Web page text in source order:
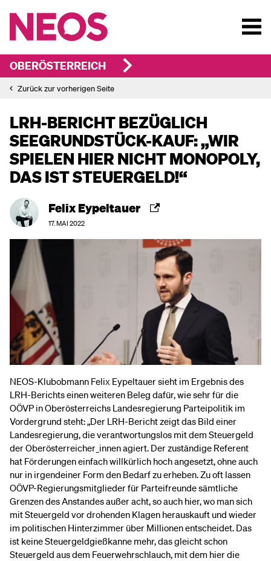
OBERÖSTERREICH
Zurück zur vorherigen Seite
LRH-BERICHT BEZÜGLICH
SEEGRUNDSTÜCK-KAUF: „WIR
SPIELEN HIER NICHT MONOPOLY,
DAS IST STEUERGELD!“
Felix Eypeltauer
17. MAI 2022
NEOS-Klubobmann Felix Eypeltauer sieht im Ergebnis des
LRH-Berichts einen weiteren Beleg dafür, wie sehr für die
OÖVP in Oberösterreichs Landesregierung Parteipolitik im
Vordergrund steht: „Der LRH-Bericht zeigt das Bild einer
Landesregierung, die verantwortungslos mit dem Steuergeld
der Oberösterreicher_innen agiert. Der zuständige Referent
hat Förderungen einfach willkürlich hoch angesetzt, ohne auch
nur in irgendeiner Form den Bedarf zu erheben. Zu oft lassen
OÖVP-Regierungsmitglieder für Parteifreunde sämtliche
Grenzen des Anstandes außer acht, so auch hier, wo man sich
mit Steuergeld vor drohenden Klagen herauskauft und wieder
im politischen Hinterzimmer über Millionen entscheidet. Das
ist keine Steuergeldgießkanne mehr, das gleicht schon
Steuergeld aus dem Feuerwehrschlauch, mit dem hier die